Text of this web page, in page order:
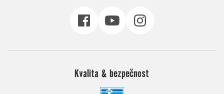
Kvalita & bezpečnost